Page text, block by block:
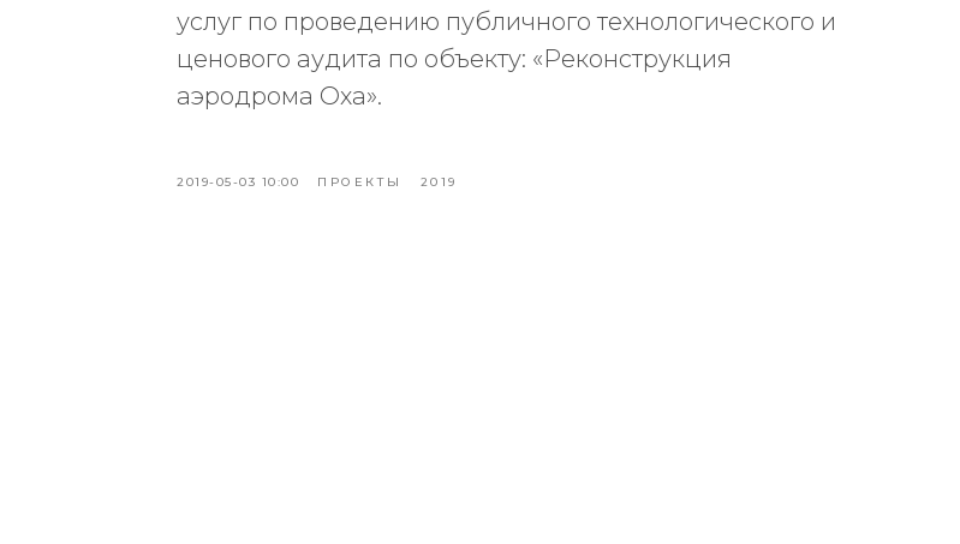
услуг по проведению публичного технологического и
ценового аудита по объекту: «Реконструкция
аэродрома Оха».
2019-05-03 10:00 ПРОЕКТЫ 2019